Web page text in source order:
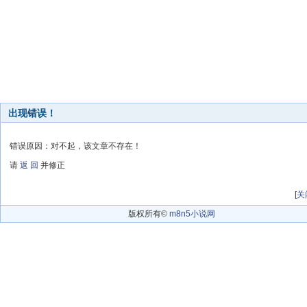
出现错误！
错误原因：对不起，该文章不存在！
请 返 回 并修正
[关
版权所有© m8n5小说网